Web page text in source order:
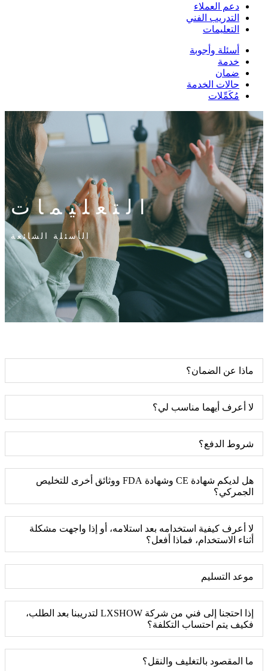
دعم العملاء
التدريب الفني
التعليمات
أسئلة وأجوبة
خدمة
ضمان
حالات الخدمة
مُكَمِّلات
التعليمات
الأسئلة الشائعة
ماذا عن الضمان؟
لا أعرف أيهما مناسب لي؟
شروط الدفع؟
هل لديكم شهادة CE وشهادة FDA ووثائق أخرى للتخليص
الجمركي؟
لا أعرف كيفية استخدامه بعد استلامه، أو إذا واجهت مشكلة
أثناء الاستخدام، فماذا أفعل؟
موعد التسليم
إذا احتجنا إلى فني من شركة LXSHOW لتدريبنا بعد الطلب،
فكيف يتم احتساب التكلفة؟
ما المقصود بالتغليف والنقل؟